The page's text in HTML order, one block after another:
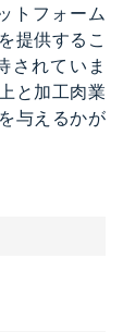
トフォーム
提供するこ
されていま
と加工肉業
与えるかが